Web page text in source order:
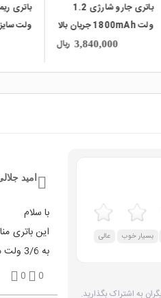
باتری جارو شارژی 1.2
ولت 1800mAh جریان بالا
3,840,000 ریال
بسیار خوب عالی
به اشتراک بگذارید.
امید
با سلام
این باتری
به 3/6 ولت میشه
0
0